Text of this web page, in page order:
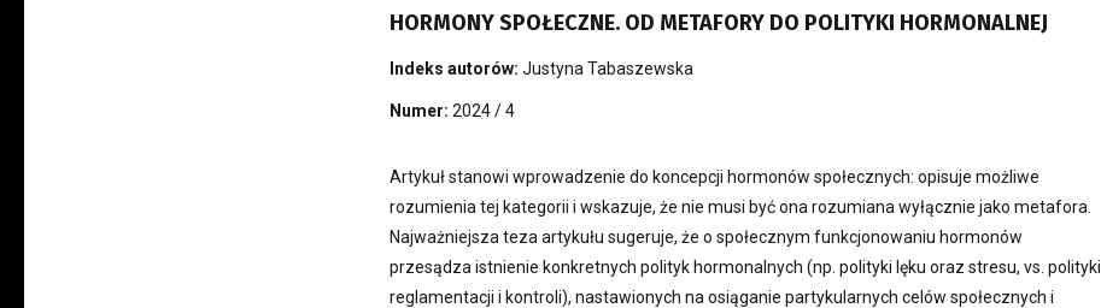
HORMONY SPOŁECZNE. OD METAFORY DO POLITYKI HORMONALNEJ
Indeks autorów: Justyna Tabaszewska
Numer: 2024 / 4
Artykuł stanowi wprowadzenie do koncepcji hormonów społecznych: opisuje możliwe
rozumienia tej kategorii i wskazuje, że nie musi być ona rozumiana wyłącznie jako metafora.
Najważniejsza teza artykułu sugeruje, że o społecznym funkcjonowaniu hormonów
przesądza istnienie konkretnych polityk hormonalnych (np. polityki lęku oraz stresu, vs. polityki
reglamentacji i kontroli), nastawionych na osiąganie partykularnych celów społecznych i